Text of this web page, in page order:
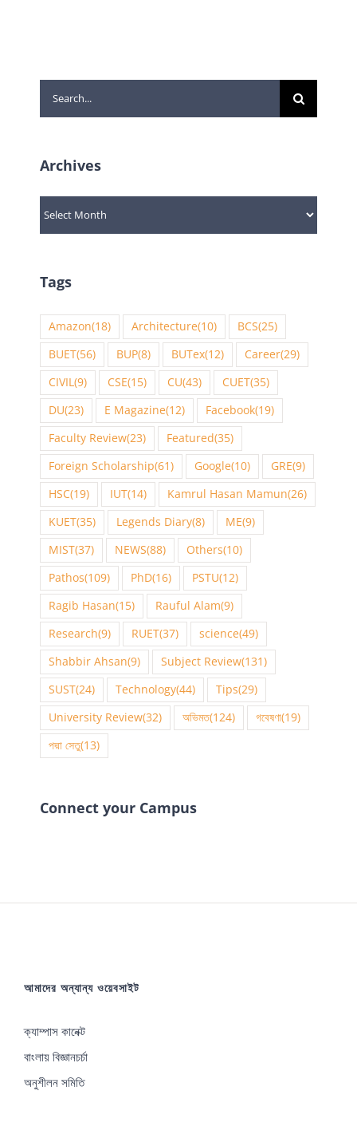
Search
for:
Archives
Archives
Tags
Amazon(18) Architecture(10) BCS(25)
BUET(56) BUP(8) BUTex(12) Career(29)
CIVIL(9) CSE(15) CU(43) CUET(35)
DU(23) E Magazine(12) Facebook(19)
Faculty Review(23) Featured(35)
Foreign Scholarship(61) Google(10) GRE(9)
HSC(19) IUT(14) Kamrul Hasan Mamun(26)
KUET(35) Legends Diary(8) ME(9)
MIST(37) NEWS(88) Others(10)
Pathos(109) PhD(16) PSTU(12)
Ragib Hasan(15) Rauful Alam(9)
Research(9) RUET(37) science(49)
Shabbir Ahsan(9) Subject Review(131)
SUST(24) Technology(44) Tips(29)
University Review(32) অভিমত(124) গবেষণা(19)
পদ্মা সেতু(13)
Connect your Campus
আমাদের অন্যান্য ওয়েবসাইট
ক্যাম্পাস কানেক্ট
বাংলায় বিজ্ঞানচর্চা
অনুশীলন সমিতি